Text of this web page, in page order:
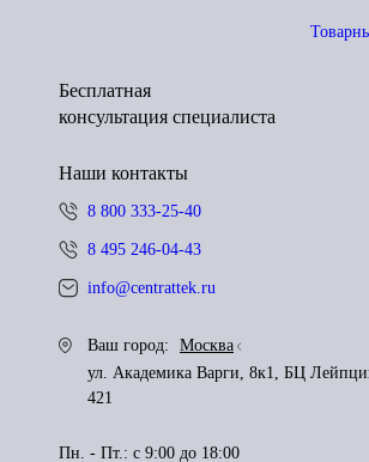
Бесплатная
консультация специалиста
Наши контакты
8 800 333-25-40
8 495 246-04-43
info@centrattek.ru
Ваш город:
Москва
ул. Академика Варги, 8к1, БЦ
421
Пн. - Пт.: с 9:00 до 18:00